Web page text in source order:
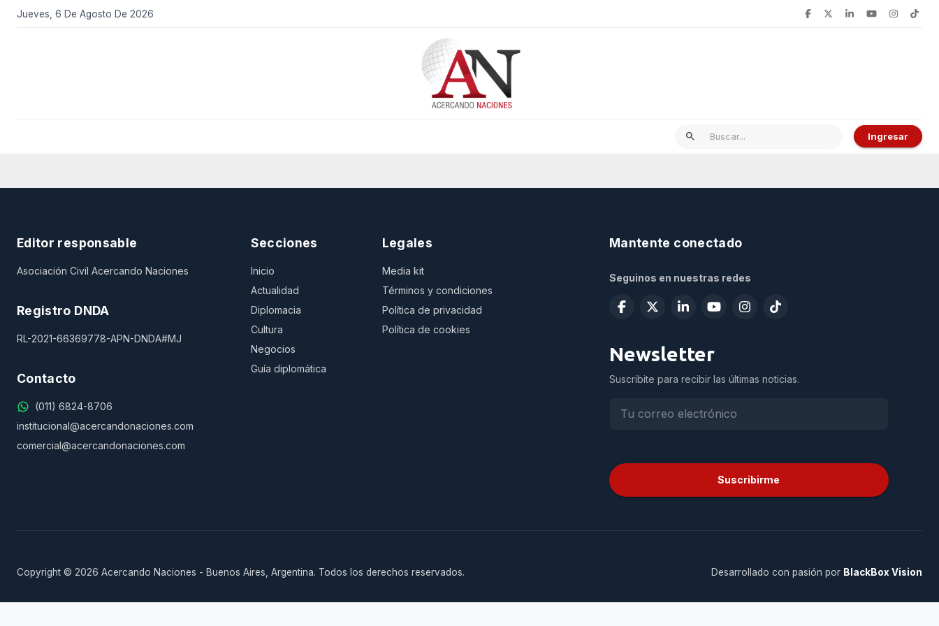
Jueves, 6 De Agosto De 2026
Ingresar
Editor responsable
Asociación Civil Acercando Naciones
Registro DNDA
RL-2021-66369778-APN-DNDA#MJ
Contacto
(011) 6824-8706
institucional@acercandonaciones.com
comercial@acercandonaciones.com
Secciones
Inicio
Actualidad
Diplomacia
Cultura
Negocios
Guía diplomática
Legales
Media kit
Términos y condiciones
Política de privacidad
Política de cookies
Mantente conectado
Seguinos en nuestras redes
Newsletter
Suscribite para recibir las últimas noticias.
Suscribirme
Copyright © 2026 Acercando Naciones - Buenos Aires, Argentina. Todos los derechos reservados. Desarrollado con pasión por BlackBox Vision